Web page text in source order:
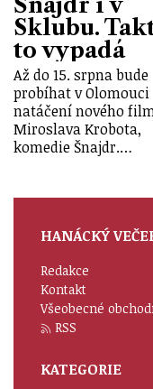
Sklubu.
to vypadá
Až do 15. srpna bude
probíhat v Olomouci
natáčení nového
Miroslava Krobota,
komedie Šnajdr.…
HANÁCKÝ
Redakce
Kontakt
Všeobecné
RSS
KATEGORIE